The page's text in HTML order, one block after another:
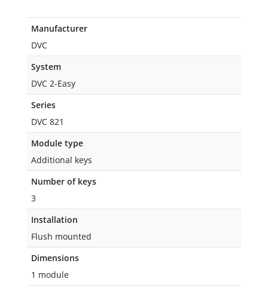
Manufacturer
DVC
System
DVC 2-Easy
Series
DVC 821
Module type
Additional keys
Number of keys
3
Installation
Flush mounted
Dimensions
1 module